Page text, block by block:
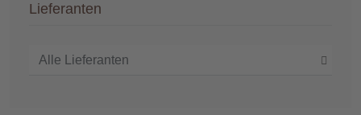
Lieferanten